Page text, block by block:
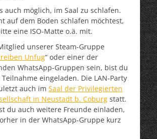
auch möglich, im Saal zu schlafen.
auf dem Boden schlafen möchtest,
eine ISO-Matte o.ä. mit.
unserer Steam-Gruppe
Unfug“ oder einer der
WhatsApp-Gruppen sein, bist du
eingeladen. Die LAN-Party
auch im Saal der Privilegierten
in Neustadt b. Coburg statt.
du auch weitere Freunde einladen,
in der WhatsApp-Gruppe kurz